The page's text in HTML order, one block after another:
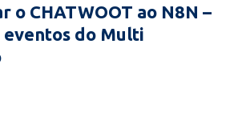
o CHATWOOT ao N8N –
do Multi